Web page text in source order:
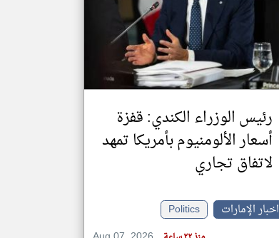
تغيير الدولة
مصادر الأخبار من الإمارات
اخبار الإمارات على مدار الساعة
أهم اخبار الإمارات العاجلة والمباشرةرئيس الوزراء الكندي: قفزة
أسعار الألومنيوم بأمريكا تمهد
لاتفاق تجاري
اخبار الإمارات
Politics
klyoum.com